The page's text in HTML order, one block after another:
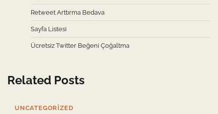
Retweet Arttırma Bedava
Sayfa Listesi
Ücretsiz Twitter Beğeni Çoğaltma
Related Posts
UNCATEGORIZED